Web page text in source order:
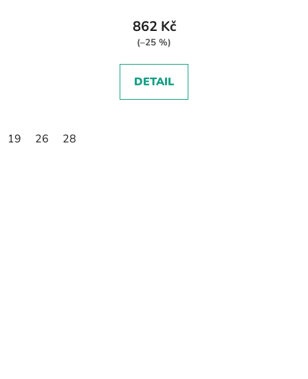
862 Kč
(–25 %)
DETAIL
19 26 28